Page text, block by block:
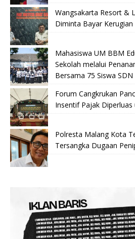
Wangsakarta Resort &
Diminta Bayar
Mahasiswa UM BBM
Sekolah melalui
Bersama 75 Siswa
Forum Cangkrukan
Insentif Pajak
Polresta Malang Kota
Tersangka Dugaan